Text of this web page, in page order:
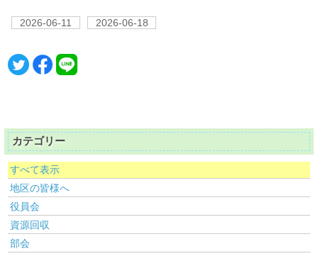
2026-06-11 2026-06-18
カテゴリー
すべて表示
地区の皆様へ
役員会
資源回収
部会